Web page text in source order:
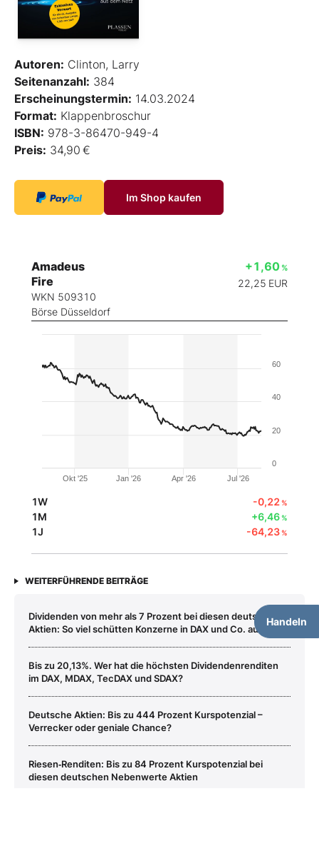
Autoren: Clinton, Larry
Seitenanzahl: 384
Erscheinungstermin: 14.03.2024
Format: Klappenbroschur
ISBN: 978-3-86470-949-4
Preis: 34,90 €
Im Shop kaufen
Amadeus
Fire
WKN 509310
Börse Düsseldorf
+1,60 %
22,25 EUR
Handeln
Okt '25 Jan '26 Apr '26 Jul '26
0
20
40
60
1W -0,22%
1M +6,46%
1J -64,23%
WEITERFÜHRENDE BEITRÄGE
Dividenden von mehr als 7 Prozent bei diesen deutschen
Aktien: So viel schütten Konzerne in DAX und Co. aus
Bis zu 20,13%. Wer hat die höchsten Dividendenrenditen
im DAX, MDAX, TecDAX und SDAX?
Deutsche Aktien: Bis zu 444 Prozent Kurspotenzial –
Verrecker oder geniale Chance?
Riesen‑Renditen: Bis zu 84 Prozent Kurspotenzial bei
diesen deutschen Nebenwerte Aktien